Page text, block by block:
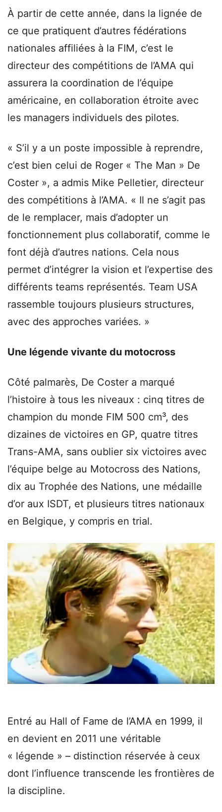
À partir de cette année, dans la lignée de
ce que pratiquent d’autres fédérations
nationales affiliées à la FIM, c’est le
directeur des compétitions de l’AMA qui
assurera la coordination de l’équipe
américaine, en collaboration étroite avec
les managers individuels des pilotes.
« S’il y a un poste impossible à reprendre,
c’est bien celui de Roger « The Man » De
Coster », a admis Mike Pelletier, directeur
des compétitions à l’AMA. « Il ne s’agit pas
de le remplacer, mais d’adopter un
fonctionnement plus collaboratif, comme le
font déjà d’autres nations. Cela nous
permet d’intégrer la vision et l’expertise des
différents teams représentés. Team USA
rassemble toujours plusieurs structures,
avec des approches variées. »
Une légende vivante du motocross
Côté palmarès, De Coster a marqué
l’histoire à tous les niveaux : cinq titres de
champion du monde FIM 500 cm³, des
dizaines de victoires en GP, quatre titres
Trans-AMA, sans oublier six victoires avec
l’équipe belge au Motocross des Nations,
dix au Trophée des Nations, une médaille
d’or aux ISDT, et plusieurs titres nationaux
en Belgique, y compris en trial.
Entré au Hall of Fame de l’AMA en 1999, il
en devient en 2011 une véritable
« légende » – distinction réservée à ceux
dont l’influence transcende les frontières de
la discipline.